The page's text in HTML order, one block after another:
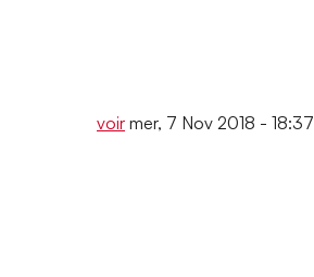
voir mer, 7 Nov 2018 - 18:37